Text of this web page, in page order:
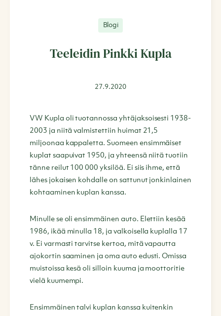
Blogi
Teeleidin Pinkki Kupla
27.9.2020
VW Kupla oli tuotannossa yhtäjaksoisesti 1938-
2003 ja niitä valmistettiin huimat 21,5
miljoonaa kappaletta. Suomeen ensimmäiset
kuplat saapuivat 1950, ja yhteensä niitä tuotiin
tänne reilut 100 000 yksilöä. Ei siis ihme, että
lähes jokaisen kohdalle on sattunut jonkinlainen
kohtaaminen kuplan kanssa.
Minulle se oli ensimmäinen auto. Elettiin kesää
1986, ikää minulla 18, ja valkoisella kuplalla 17
v. Ei varmasti tarvitse kertoa, mitä vapautta
ajokortin saaminen ja oma auto edusti. Omissa
muistoissa kesä oli silloin kuuma ja moottoritie
vielä kuumempi.
Ensimmäinen talvi kuplan kanssa kuitenkin